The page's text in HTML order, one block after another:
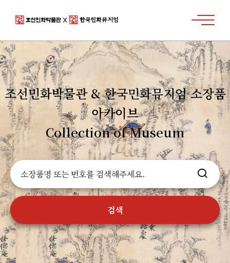
한
국
화
뮤
엄
메
뉴
조선민화박물관 & 한국민화뮤지엄 소장품
아카이브
Collection of Museum
검
색
검
아
검색